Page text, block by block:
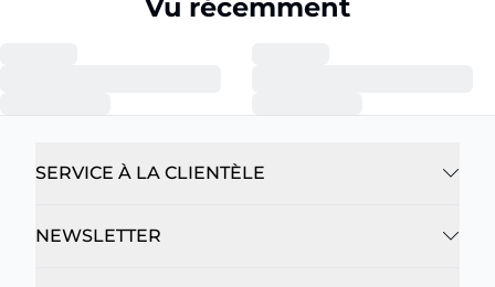
Vu récemment
SERVICE À LA CLIENTÈLE
NEWSLETTER